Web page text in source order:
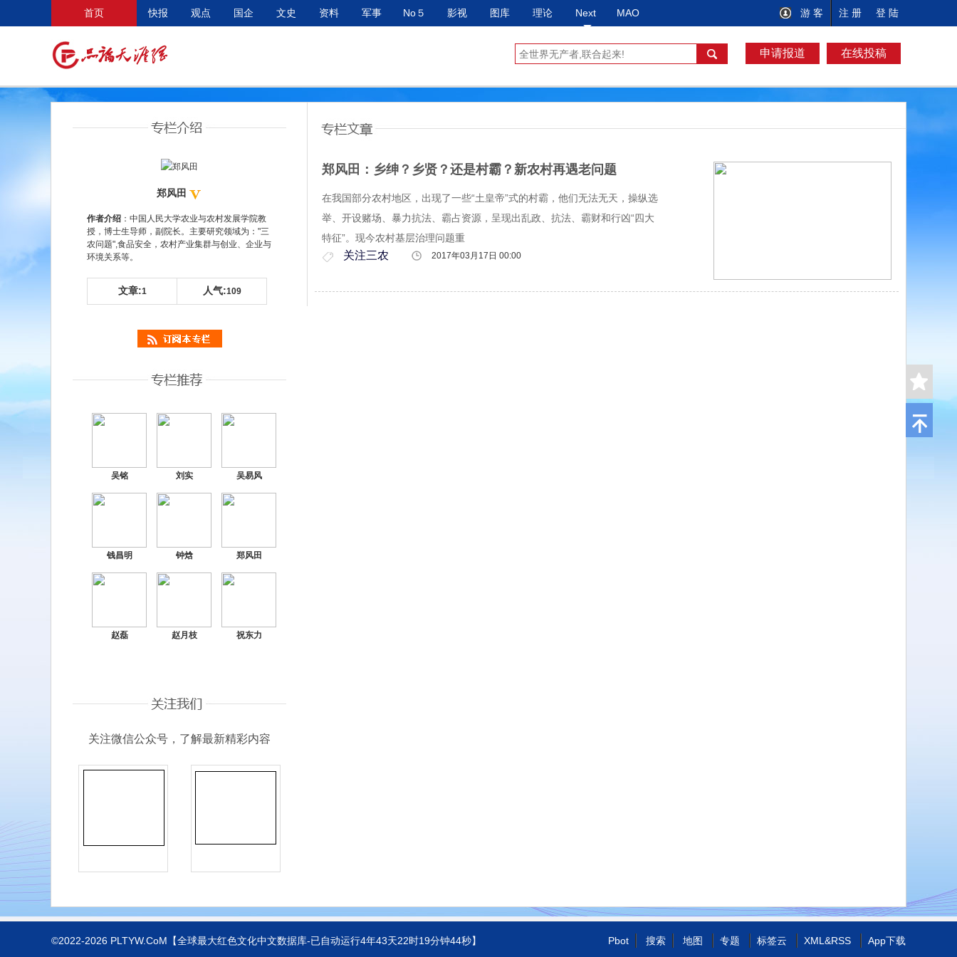
首页 快报 观点 国企 文史 资料 军事 No５ 影视 图库 理论 Next MAO 游 客 注 册 登 陆
申请报道 在线投稿
郑风田
作者介绍 ：中国人民大学农业与农村发展学院教
授，博士生导师，副院长。主要研究领域为："三
农问题",食品安全，农村产业集群与创业、企业与
环境关系等。
文章:1 人气:109
吴铭 刘实 吴易风
钱昌明 钟焓 郑风田
赵磊 赵月枝 祝东力
关注微信公众号，了解最新精彩内容
郑风田：乡绅？乡贤？还是村霸？新农村再遇老问题
在我国部分农村地区，出现了一些“土皇帝”式的村霸，他们无法无天，操纵选
举、开设赌场、暴力抗法、霸占资源，呈现出乱政、抗法、霸财和行凶“四大
特征”。现今农村基层治理问题重
关注三农 2017年03月17日 00:00
©2022-2026 PLTYW.CoM 【全球最大红色文化中文数据库-已自动运行4年43天22时19分钟44秒】 Pbot 搜索 地图 专题 标签云 XML &RSS App下载
返回顶部